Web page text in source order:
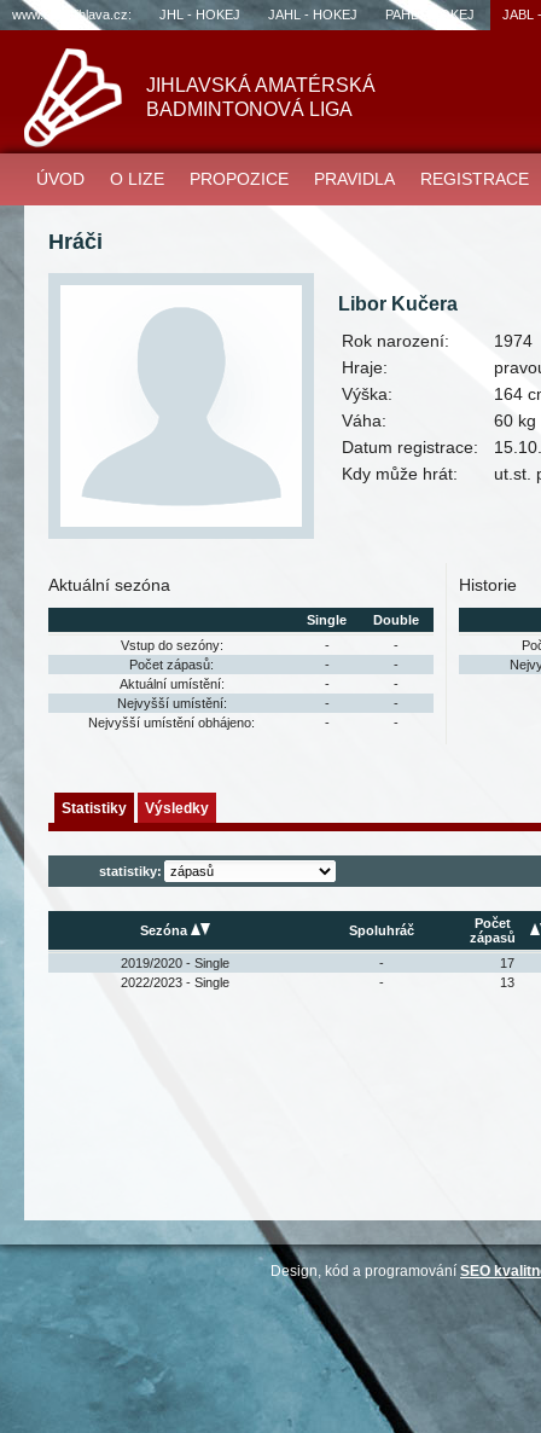
www.sportjihlava.cz: JHL - HOKEJ JAHL - HOKEJ PAHL - HOKEJ JABL
JIHLAVSKÁ AMATÉRSKÁ
BADMINTONOVÁ LIGA
ÚVOD O LIZE PROPOZICE PRAVIDLA REGISTRACE
Hráči
Libor Kučera
Rok narození:
1974
Hraje:
Výška:
164
Váha:
60 kg
Datum registrace:
Kdy může hrát:
ut.st.
Aktuální sezóna
Single
Double
Vstup do sezóny:
-
-
Počet zápasů:
-
-
Aktuální umístění:
-
-
Nejvyšší umístění:
-
-
Nejvyšší umístění obhájeno:
- -
Historie
Statistiky Výsledky
statistiky:
Sezóna Spoluhráč
Počet
zápasů
2019/2020 - Single
-
17
2022/2023 - Single
- 13
Design, kód a programování SEO